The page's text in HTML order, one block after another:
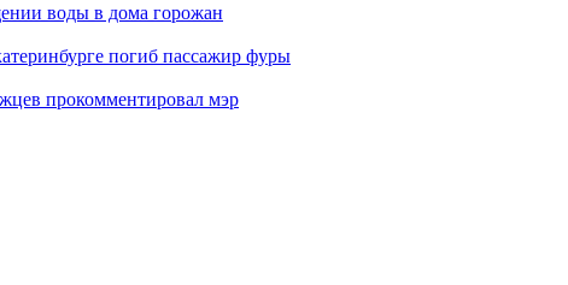
воды в дома горожан
погиб пассажир фуры
прокомментировал мэр